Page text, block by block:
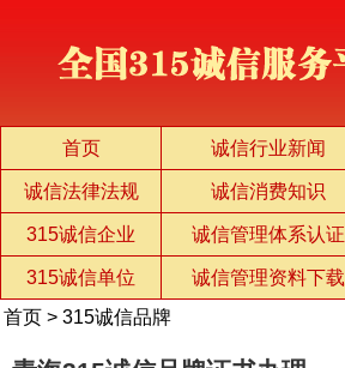
首页 诚信行业新闻
诚信法律法规 诚信消费知识
315诚信企业 诚信管理体系认证
315诚信单位 诚信管理资料下载
首页 > 315诚信品牌